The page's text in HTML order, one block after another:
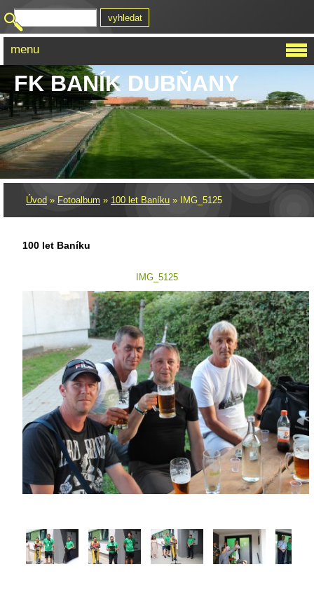
FK BANÍK DUBŇANY
Úvod » Fotoalbum » 100 let Baníku » IMG_5125
100 let Baníku
IMG_5125
menu